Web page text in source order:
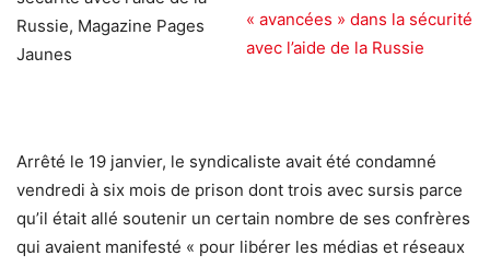
« avancées » dans la sécurité
avec l’aide de la Russie
Arrêté le 19 janvier, le syndicaliste avait été condamné
vendredi à six mois de prison dont trois avec sursis parce
qu’il était allé soutenir un certain nombre de ses confrères
qui avaient manifesté « pour libérer les médias et réseaux